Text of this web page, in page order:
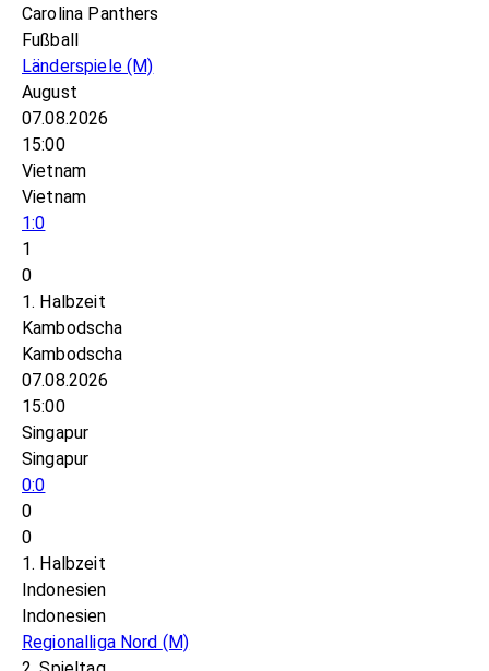
Carolina Panthers
Fußball
Länderspiele (M)
August
07.08.2026
15:00
Vietnam
Vietnam
1:0
1
0
1. Halbzeit
Kambodscha
Kambodscha
07.08.2026
15:00
Singapur
Singapur
0:0
0
0
1. Halbzeit
Indonesien
Indonesien
Regionalliga Nord (M)